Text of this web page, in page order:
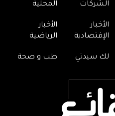
الشركات
المحلية
الأخبار
الإقتصادية
الأخبار
الرياضية
لك سيدتي طب و صحة